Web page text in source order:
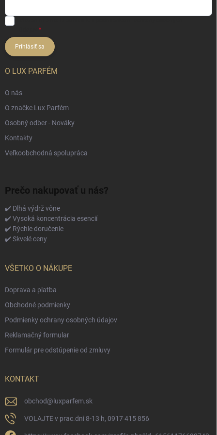
Prihlásiť sa
O LUX PARFÉM
O nás
O značke Lux Parfém
Osobný odber - Nováky
Kontakty
Veľkoobchodná spolupráca
Prečo nakupovať u nás?
✔️ Dlhá výdrž vône
✔️ Vysoká koncentrácia esencií
✔️ Rýchle doručenie
✔️ Skvelé ceny
VŠETKO O NÁKUPE
Doprava a platba
Obchodné podmienky
Podmienky ochrany osobných údajov
Reklamačný formular
Formulár pre odstúpenie od zmluvy
KONTAKT
obchod@ luxparfem.sk
VOLAJTE v prac.dni 8-13 h, 0917 415 856